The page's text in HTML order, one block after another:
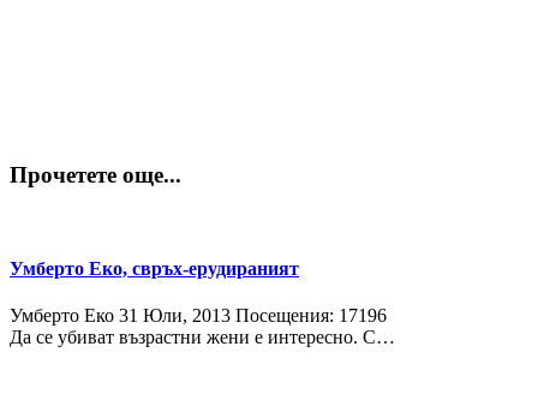
Прочетете още...
Умберто Еко, свръх-ерудираният
Умберто Еко 31 Юли, 2013 Посещения: 17196
Да се убиват възрастни жени е интересно. С…